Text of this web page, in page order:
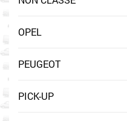
OPEL
PEUGEOT
PICK-UP